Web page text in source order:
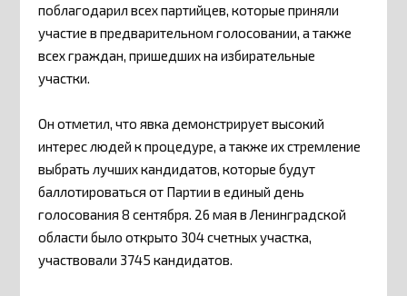
поблагодарил всех партийцев, которые приняли
участие в предварительном голосовании, а также
всех граждан, пришедших на избирательные
участки.
Он отметил, что явка демонстрирует высокий
интерес людей к процедуре, а также их стремление
выбрать лучших кандидатов, которые будут
баллотироваться от Партии в единый день
голосования 8 сентября. 26 мая в Ленинградской
области было открыто 304 счетных участка,
участвовали 3745 кандидатов.